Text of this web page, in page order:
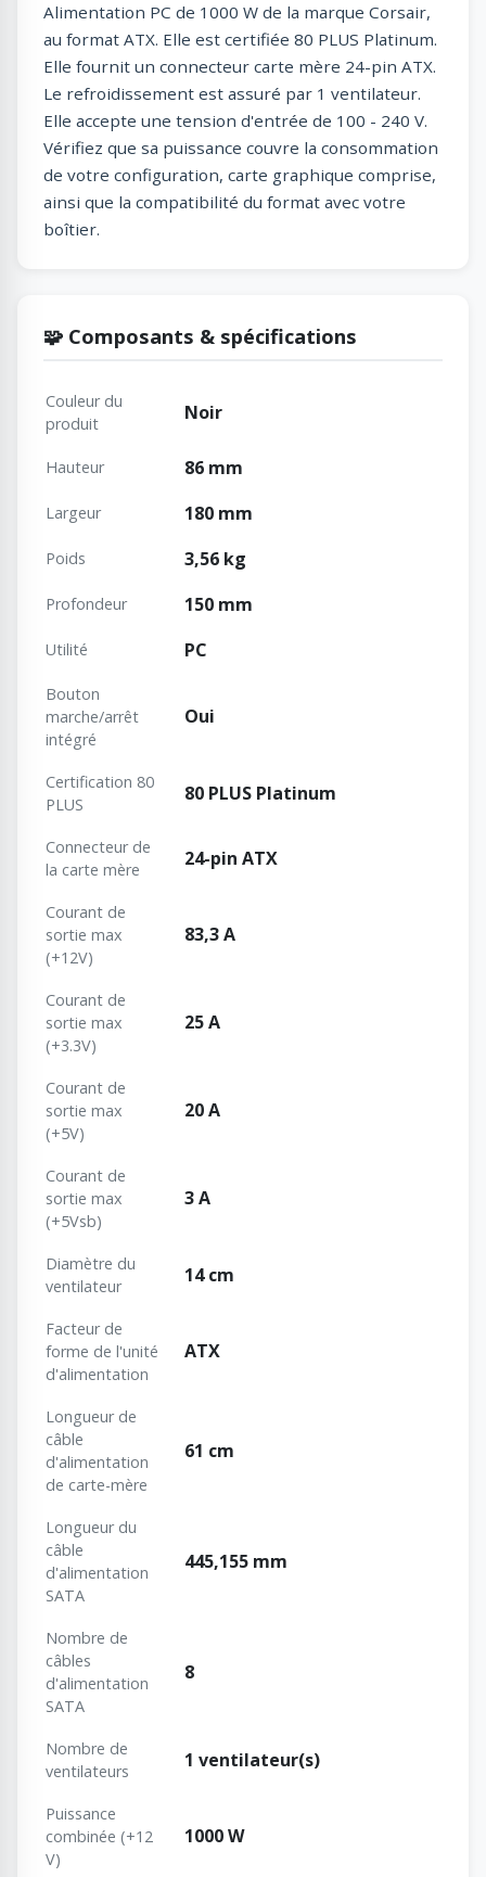
Alimentation PC de 1000 W de la marque Corsair,
au format ATX. Elle est certifiée 80 PLUS Platinum.
Elle fournit un connecteur carte mère 24-pin ATX.
Le refroidissement est assuré par 1 ventilateur.
Elle accepte une tension d'entrée de 100 - 240 V.
Vérifiez que sa puissance couvre la consommation
de votre configuration, carte graphique comprise,
ainsi que la compatibilité du format avec votre
boîtier.
🧩 Composants & spécifications
Couleur du
produit
Noir
Hauteur 86 mm
Largeur 180 mm
Poids 3,56 kg
Profondeur 150 mm
Utilité PC
Bouton
marche/arrêt
intégré
Oui
Certification 80
PLUS
80 PLUS Platinum
Connecteur de
la carte mère
24-pin ATX
Courant de
sortie max
(+12V)
83,3 A
Courant de
sortie max
(+3.3V)
25 A
Courant de
sortie max
(+5V)
20 A
Courant de
sortie max
(+5Vsb)
3 A
Diamètre du
ventilateur
14 cm
Facteur de
forme de l'unité
d'alimentation
ATX
Longueur de
câble
d'alimentation
de carte-mère
61 cm
Longueur du
câble
d'alimentation
SATA
445,155 mm
Nombre de
câbles
d'alimentation
SATA
8
Nombre de
ventilateurs
1 ventilateur(s)
Puissance
combinée (+12
V)
1000 W